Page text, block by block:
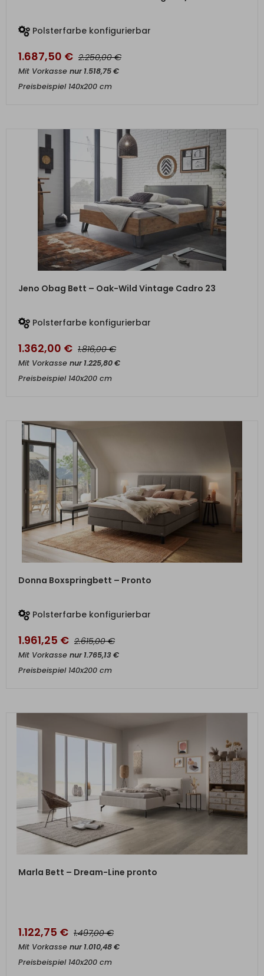
Polsterfarbe konfigurierbar
1.687,50 € 2.250,00€
Mit Vorkasse nur1.518,75€
Preisbeispiel 140x200 cm
ZUM PRODUKT
Jeno Obag Bett – Oak-Wild Vintage Cadro 23
Polsterfarbe konfigurierbar
1.362,00 € 1.816,00€
Mit Vorkasse nur1.225,80€
Preisbeispiel 140x200 cm
Donna Boxspringbett – Pronto
Polsterfarbe konfigurierbar
1.961,25 € 2.615,00€
Mit Vorkasse nur1.765,13€
Preisbeispiel 140x200 cm
ZUM PRODUKT
Marla Bett – Dream-Line pronto
1.122,75 € 1.497,00€
Mit Vorkasse nur1.010,48€
Preisbeispiel 140x200 cm